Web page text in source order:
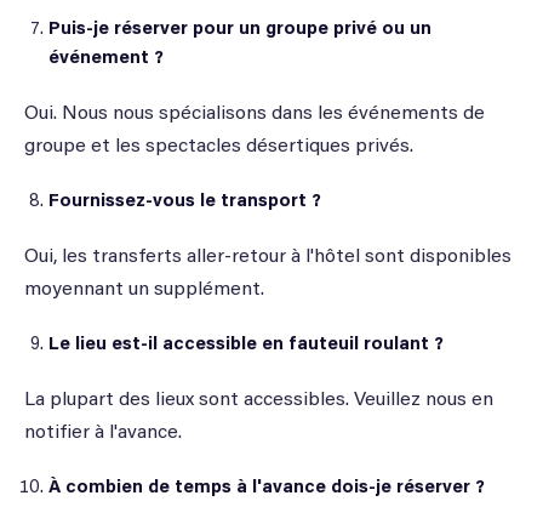
Puis-je réserver pour un groupe privé ou un
événement ?
Oui. Nous nous spécialisons dans les événements de
groupe et les spectacles désertiques privés.
Fournissez-vous le transport ?
Oui, les transferts aller-retour à l'hôtel sont disponibles
moyennant un supplément.
Le lieu est-il accessible en fauteuil roulant ?
La plupart des lieux sont accessibles. Veuillez nous en
notifier à l'avance.
À combien de temps à l'avance dois-je réserver ?